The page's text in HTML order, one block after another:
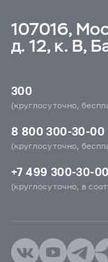
107016,
д. 12, к. В,
300
(круглосуточно,
8 800 300-30-00
(круглосуточно,
+7 499 300-30-00
(круглосуточно, в